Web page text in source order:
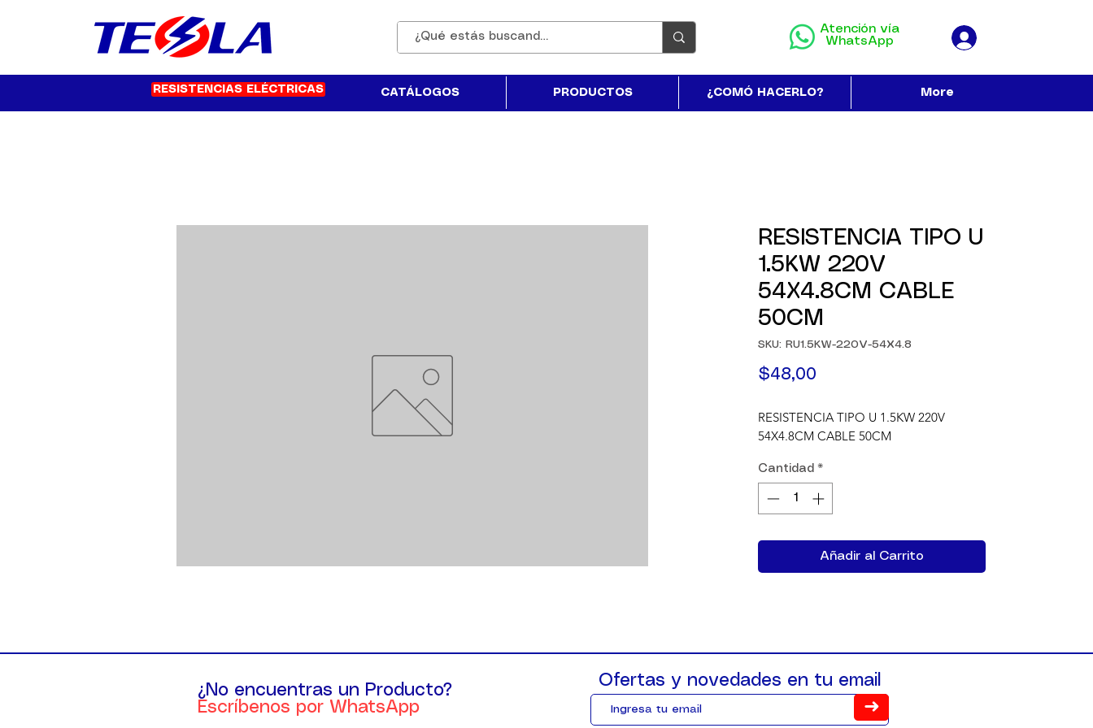
Atención vía
WhatsApp
RESISTENCIAS ELÉCTRICAS CATÁLOGOS PRODUCTOS ¿COMÓ HACERLO? More
RESISTENCIA TIPO U
1.5KW 220V
54X4.8CM CABLE
50CM
SKU: RU1.5KW-220V-54X4.8
$48,00
RESISTENCIA TIPO U 1.5KW 220V
54X4.8CM CABLE 50CM
Cantidad *
Añadir al Carrito
¿No encuentras un Producto?
Escríbenos por WhatsApp
Ofertas y novedades en tu email
➜